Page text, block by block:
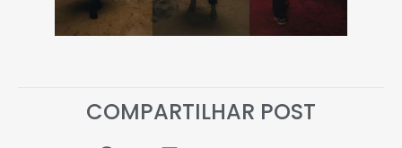
COMPARTILHAR POST